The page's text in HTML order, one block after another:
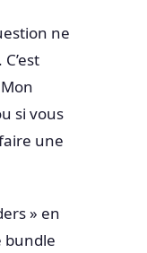
ne
si vous
une
» en
bundle